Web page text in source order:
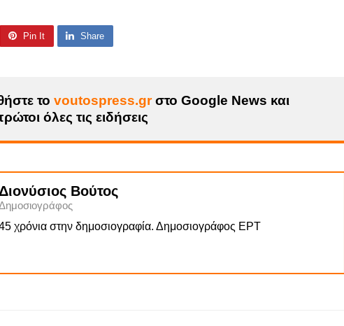
Pin It Share
τοvoutospress.grστο Google News και
όλες τις ειδήσεις
Βούτος
χρόνια στην δημοσιογραφία. Δημοσιογράφος ΕΡΤ